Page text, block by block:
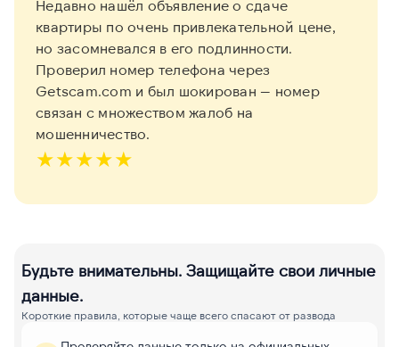
Недавно нашёл объявление о сдаче
квартиры по очень привлекательной цене,
но засомневался в его подлинности.
Проверил номер телефона через
Getscam.com и был шокирован — номер
связан с множеством жалоб на
мошенничество.
★★★★★
Будьте внимательны. Защищайте свои личные
данные.
Короткие правила, которые чаще всего спасают от развода